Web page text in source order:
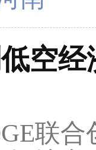
空
联